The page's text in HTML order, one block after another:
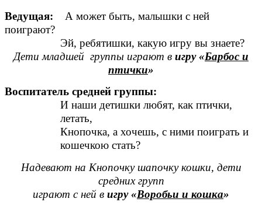
Ведущая:
А может быть, малышки с ней
поиграют?
Эй, ребятишки, какую игру вы знаете?
Дети младшей группы играют в игру «Барбос и
птички»
Воспитатель средней группы:
И наши детишки любят, как птички,
летать,
Кнопочка, а хочешь, с ними поиграть и
кошечкою стать?
Надевают на Кнопочку шапочку кошки, дети
средних групп
играют с ней в игру «Воробьи и кошка»